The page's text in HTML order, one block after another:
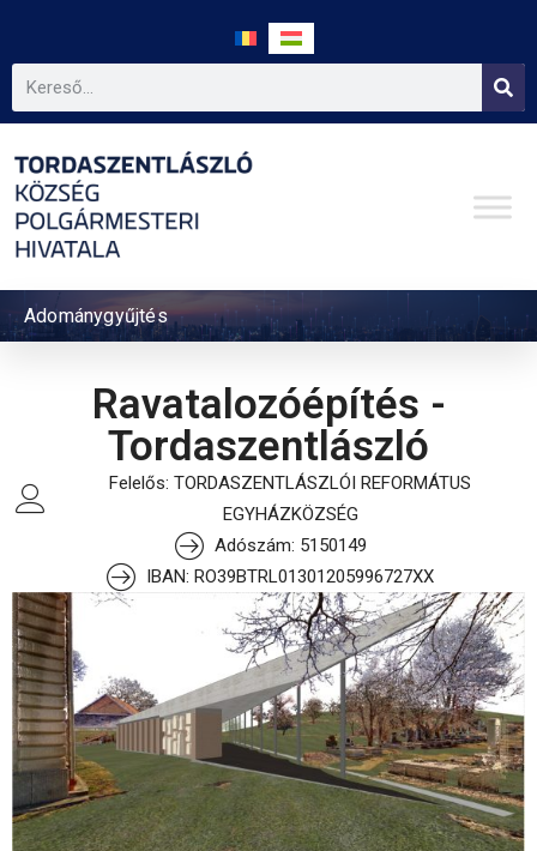
Adománygyűjtés
Ravatalozóépítés -
Tordaszentlászló
Felelős: TORDASZENTLÁSZLÓI REFORMÁTUS
EGYHÁZKÖZSÉG
Adószám: 5150149
IBAN: RO39BTRL01301205996727XX